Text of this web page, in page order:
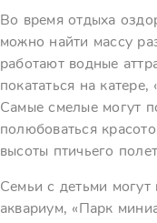
Во время отдыха
можно найти массу
работают водные
покататься на катере,
Самые смелые могут
полюбоваться
высоты птичьего
Семьи с детьми могут
аквариум, «Парк